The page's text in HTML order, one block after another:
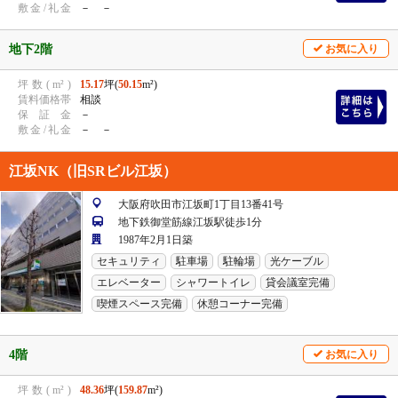
敷 金 /礼金 － －
地下2階 お気に入り
坪 数 ( m² ) 15.17坪(50.15m²)
賃料価格帯
相談
保
証 金
－
敷 金 /礼金 － －
江坂NK（旧SRビル江坂）
大阪府吹田市江坂町1丁目13番41号
地下鉄御堂筋線江坂駅徒歩1分
1987年2月1日築
セキュリティ
駐車場 駐輪場
光ケーブル
エレベーター
シャワートイレ
貸会議室完備
喫煙スペース完備
休憩コーナー完備
4階 お気に入り
坪 数 ( m² ) 48.36坪(159.87m²)